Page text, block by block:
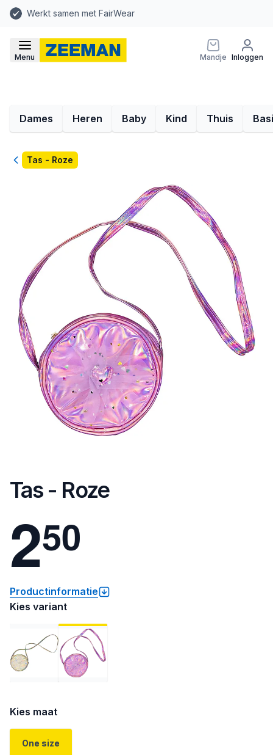
Werkt samen met FairWear
Menu Mandje Inloggen
Dames Heren Baby Kind Thuis
TerugTas - Roze
Tas - Roze
250
Productinformatie
Kies variant
Kies maat
One size